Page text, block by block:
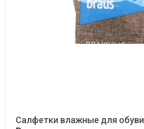
Салфетки влажные для обуви